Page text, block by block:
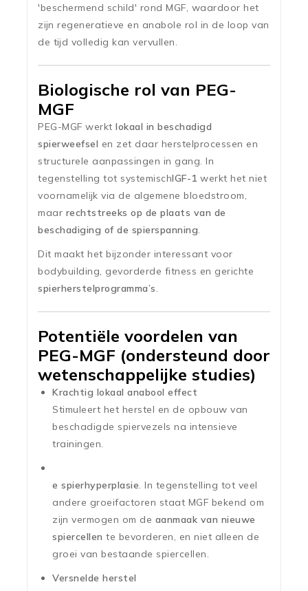
'beschermend schild' rond MGF, waardoor het
zijn regeneratieve en anabole rol in de loop van
de tijd volledig kan vervullen.
Biologische rol van PEG-
MGF
PEG-MGF werkt lokaal in beschadigd
spierweefsel en zet daar herstelprocessen en
structurele aanpassingen in gang. In
tegenstelling tot systemischIGF-1 werkt het niet
voornamelijk via de algemene bloedstroom,
maar rechtstreeks op de plaats van de
beschadiging of de spierspanning.
Dit maakt het bijzonder interessant voor
bodybuilding, gevorderde fitness en gerichte
spierherstelprogramma’s.
Potentiële voordelen van
PEG-MGF (ondersteund door
wetenschappelijke studies)
Krachtig lokaal anabool effect
Stimuleert het herstel en de opbouw van
beschadigde spiervezels na intensieve
trainingen.
e spierhyperplasie. In tegenstelling tot veel
andere groeifactoren staat MGF bekend om
zijn vermogen om de aanmaak van nieuwe
spiercellen te bevorderen, en niet alleen de
groei van bestaande spiercellen.
Versnelde herstel